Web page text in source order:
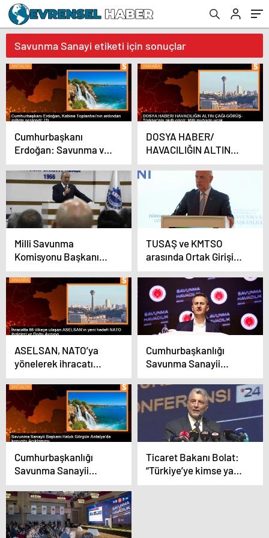
Savunma Sanayi etiketi için sonuçlar
Cumhurbaşkanı
Erdoğan: Savunma ve
havacılık sektöründe
yeni bir rekor kırdık
DOSYA HABER/
HAVACILIĞIN ALTIN
ÇAĞI-GÖRÜŞ-
Türkiye’nin akıllı gücü:
Milli muharip uçak
Milli Savunma
Komisyonu Başkanı
Akar: “Bir savaşın
içindeyiz. Savunma
sanayi meselesi
yatırım yapıp kar etme
serüveni değil, bu bir
beka meselesi”
TUSAŞ ve KMTSO
arasında Ortak Girişim
Sözleşmesi imzalandı
ASELSAN, NATO’ya
yönelerek ihracatı
artırmayı hedefliyor
Cumhurbaşkanlığı
Savunma Sanayii
Başkanı Haluk Görgün,
NATO Müdürlüğü’nün
kurulması için adım
Cumhurbaşkanlığı
Savunma Sanayii
Başkanı: Savunma ve
havacılık sanayii
ihracatı arttı
Ticaret Bakanı Bolat:
“Türkiye’ye kimse yan
bakamayacak”